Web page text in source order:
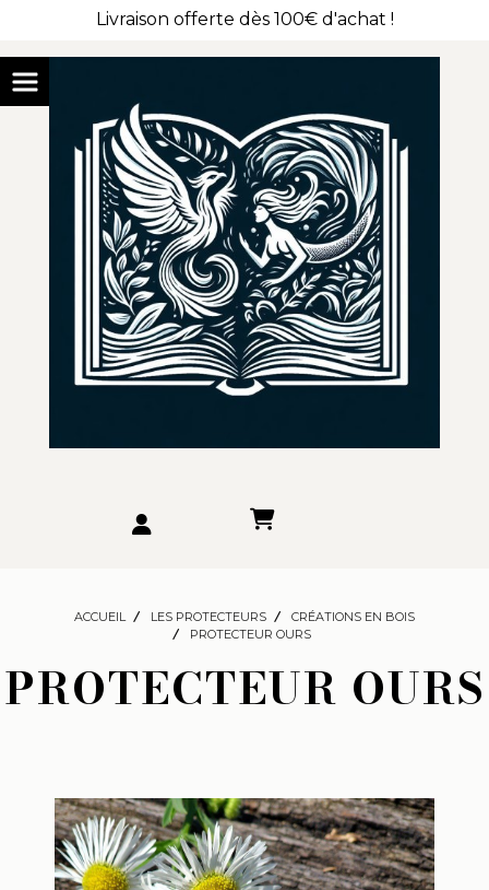
Livraison offerte dès 100€ d'achat !
ACCUEIL LES PROTECTEURS
CRÉATIONS EN BOIS
PROTECTEUR OURS
PROTECTEUR OURS